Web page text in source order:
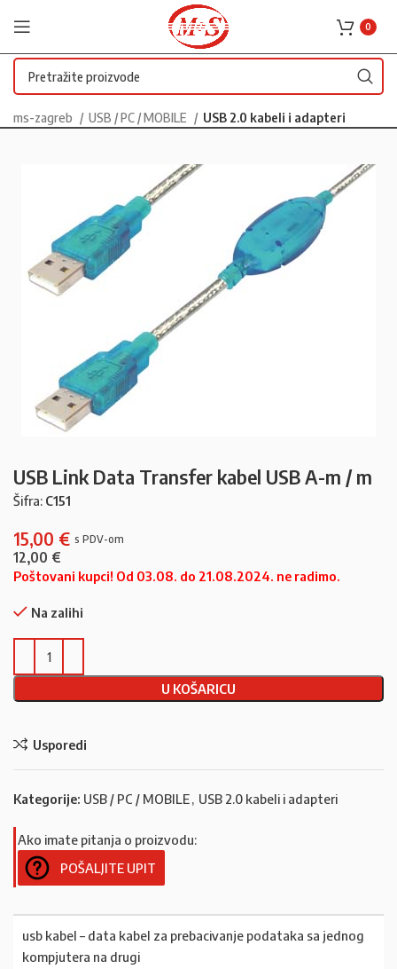
0
ms-zagreb USB / PC / MOBILE USB 2.0 kabeli i adapteri
USB Link Data Transfer kabel USB A-m / m
Šifra: C151
15,00 €
12,00 €
Poštovani kupci! Od 03.08. do 21.08.2024. ne radimo.
Na zalihi
U KOŠARICU
Usporedi
Kategorije: USB / PC / MOBILE, USB 2.0 kabeli i adapteri
Ako imate pitanja o proizvodu:
POŠALJITE UPIT
usb kabel – data kabel za prebacivanje podataka sa jednog
kompjutera na drugi